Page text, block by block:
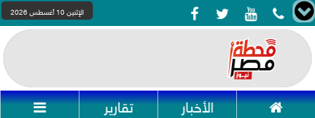
    الإثنين 10 أغسطس 2026
 الأخبار تقارير 